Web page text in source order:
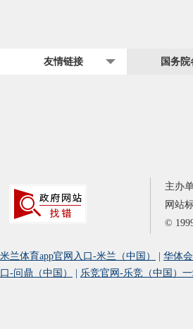
友情链接 国务院
主办
网站
©
米兰体育app官网入口-米兰（中国） 华体
口-问鼎（中国）
乐竞官网-乐竞（中国）